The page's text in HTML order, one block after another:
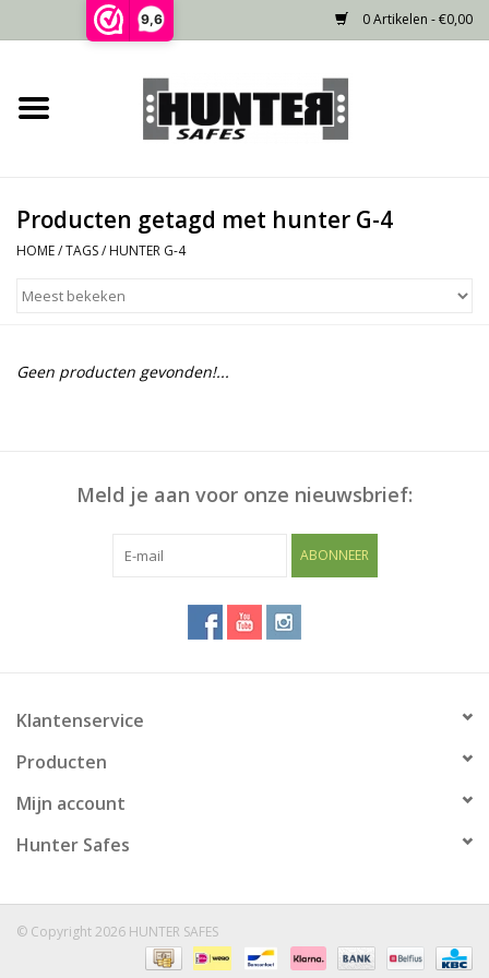
9,6 0 Artikelen - €0,00
Home
Gecertificeerd
Niet gecertificeerd
Producten getagd met hunter G-4
HOME/TAGS/ HUNTER G-4
Geen producten gevonden!...
Meld je aan voor onze nieuwsbrief:
ABONNEER
Klantenservice
Producten
Mijn account
Hunter Safes
© Copyright 2026 HUNTER SAFES